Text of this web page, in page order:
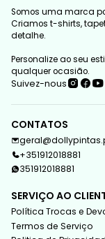
Somos uma marca
Criamos t-shirts,
detalhe.
Personalize ao seu
qualquer ocasião.
Suivez-nous
CONTATOS
+351912018881
351912018881
SERVIÇO AO
Política Trocas e
Termos de Serviço